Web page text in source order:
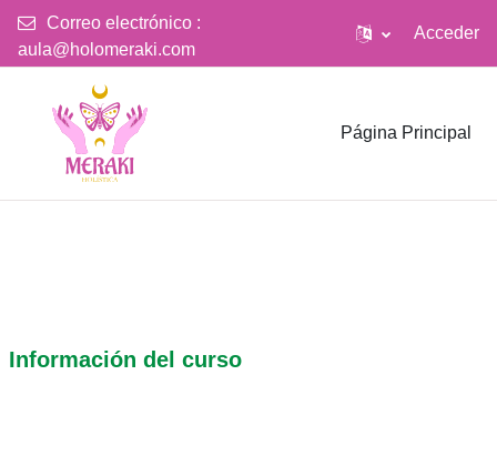
Correo electrónico :
aula@holomeraki.com
Acceder
Página Principal
Información del curso